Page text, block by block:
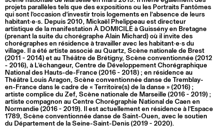
projets parallèles tels que des expositions ou les Portraits Fantômes
qui sont l’occasion d’investir trois logements en l’absence de leurs
habitant·e·s. Depuis 2010, Mickaël Phelippeau est directeur
artistique de la manifestation À DOMICILE à Guissény en Bretagne
(prenant la suite du chorégraphe Alain Michard) où il invite des
chorégraphes en résidence à travailler avec les habitant·e·s du
village. Il a été artiste associé au Quartz, Scène nationale de Brest
(2011 - 2014) et au Théâtre de Brétigny, Scène conventionnée (2012
- 2016), à L’échangeur, Centre de Développement Chorégraphique
National des Hauts-de-France (2016 - 2018) ; en résidence au
Théâtre Louis Aragon, Scène conventionnée danse de Tremblay-
en-France dans le cadre de « Territoire(s) de la danse » (2016) ;
artiste complice du Zef, Scène nationale de Marseille (2016 - 2019) ;
artiste compagnon au Centre Chorégraphie National de Caen en
Normandie (2016 - 2019). Il est actuellement en résidence à l’Espace
1789, Scène conventionnée danse de Saint-Ouen, avec le soutien
du Département de la Seine-Saint-Denis (2019 - 2020).